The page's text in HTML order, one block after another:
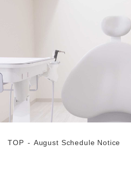
TOP August Schedule Notice